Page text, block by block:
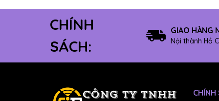
CHÍNH
SÁCH:
GIAO HÀNG
Nội thành Hồ
CHÍNH